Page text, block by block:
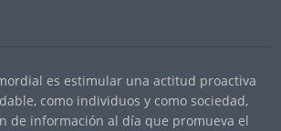
es estimular una actitud proactiva
como individuos y como sociedad,
de información al día que promueva el